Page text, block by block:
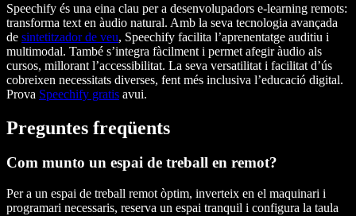
Speechify és una eina clau per a desenvolupadors e-learning remots:
transforma text en àudio natural. Amb la seva tecnologia avançada
de sintetitzador de veu, Speechify facilita l’aprenentatge auditiu i
multimodal. També s’integra fàcilment i permet afegir àudio als
cursos, millorant l’accessibilitat. La seva versatilitat i facilitat d’ús
cobreixen necessitats diverses, fent més inclusiva l’educació digital.
Prova Speechify gratis avui.
Preguntes freqüents
Com munto un espai de treball en remot?
Per a un espai de treball remot òptim, inverteix en el maquinari i
programari necessaris, reserva un espai tranquil i configura la taula